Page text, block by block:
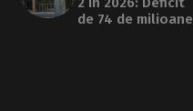
de 74 de milioane